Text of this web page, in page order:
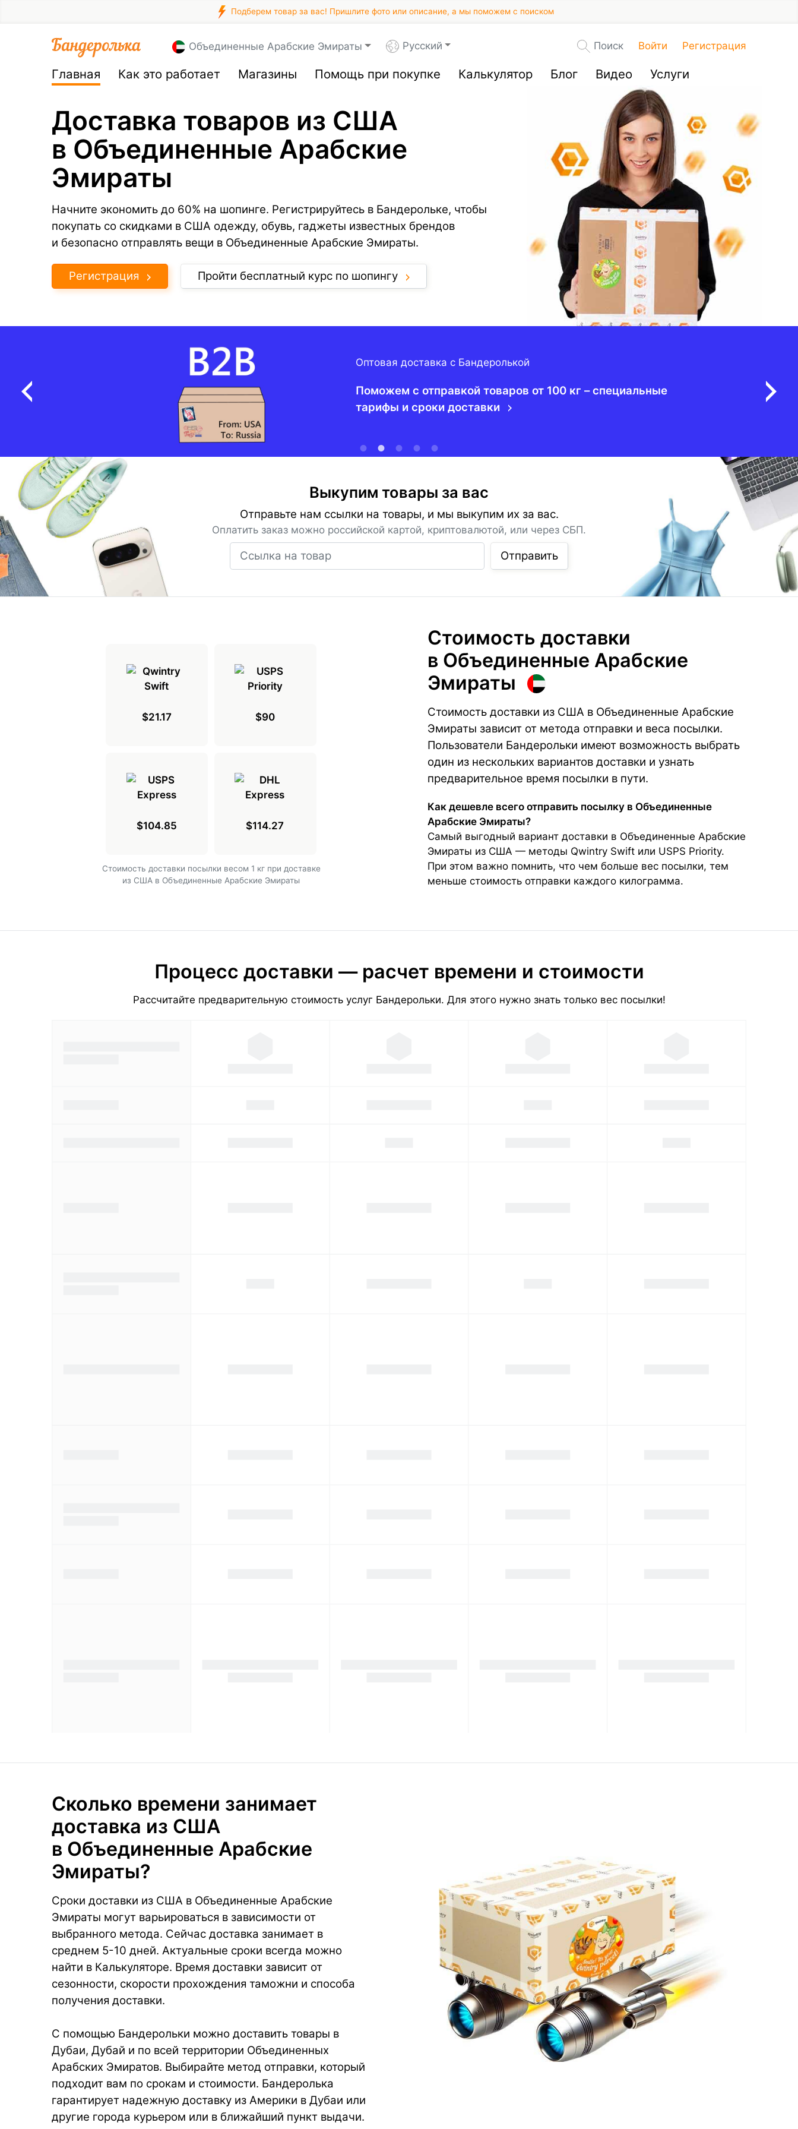
Подберем товар за вас! Пришлите фото или описание, а мы поможем с поиском
Объединенные Арабские Эмираты Русский Поиск Войти Регистрация
Главная Как это работает Магазины Помощь при покупке Калькулятор Блог Видео Услуги
Доставка товаров из США
в Объединенные Арабские
Эмираты
Начните экономить до 60% на шопинге. Регистрируйтесь в Бандерольке, чтобы
покупать со скидками в США одежду, обувь, гаджеты известных брендов
и безопасно отправлять вещи в Объединенные Арабские Эмираты.
Регистрация Пройти бесплатный курс по шопингу
Оптовая доставка с Бандеролькой
Поможем с отправкой товаров от 100 кг – специальные
тарифы и сроки доставки
Выкупим товары за вас
Отправьте нам ссылки на товары, и мы выкупим их за вас.
Оплатить заказ можно российской картой, криптовалютой, или через СБП.
Отправить
Стоимость доставки
в Объединенные Арабские
Эмираты
Стоимость доставки из США в Объединенные Арабские
Эмираты зависит от метода отправки и веса посылки.
Пользователи Бандерольки имеют возможность выбрать
один из нескольких вариантов доставки и узнать
предварительное время посылки в пути.
Как дешевле всего отправить посылку в Объединенные
Арабские Эмираты?
Самый выгодный вариант доставки в Объединенные Арабские
Эмираты из США — методы Qwintry Swift или USPS Priority.
При этом важно помнить, что чем больше вес посылки, тем
меньше стоимость отправки каждого килограмма.
$21.17 $90
$104.85 $114.27
Cтоимость доставки посылки весом 1 кг при доставке
из США в Объединенные Арабские Эмираты
Процесс доставки — расчет времени и стоимости
Рассчитайте предварительную стоимость услуг Бандерольки. Для этого нужно знать только вес посылки!
Сколько времени занимает
доставка из США
в Объединенные Арабские
Эмираты?
Сроки доставки из США в Объединенные Арабские
Эмираты могут варьироваться в зависимости от
выбранного метода. Сейчас доставка занимает в
среднем 5-10 дней. Актуальные сроки всегда можно
найти в Калькуляторе. Время доставки зависит от
сезонности, скорости прохождения таможни и способа
получения доставки.
С помощью Бандерольки можно доставить товары в
Дубаи, Дубай и по всей территории Объединенных
Арабских Эмиратов. Выбирайте метод отправки, который
подходит вам по срокам и стоимости. Бандеролька
гарантирует надежную доставку из Америки в Дубаи или
другие города курьером или в ближайший пункт выдачи.